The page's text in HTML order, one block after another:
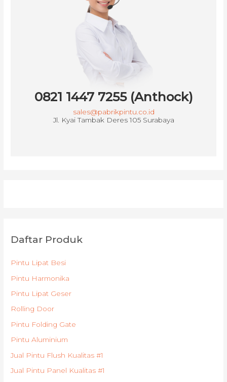
0821 1447 7255 (Anthock)
sales@pabrikpintu.co.id
Jl. Kyai Tambak Deres 105 Surabaya
Daftar Produk
Pintu Lipat Besi
Pintu Harmonika
Pintu Lipat Geser
Rolling Door
Pintu Folding Gate
Pintu Aluminium
Jual Pintu Flush Kualitas #1
Jual Pintu Panel Kualitas #1